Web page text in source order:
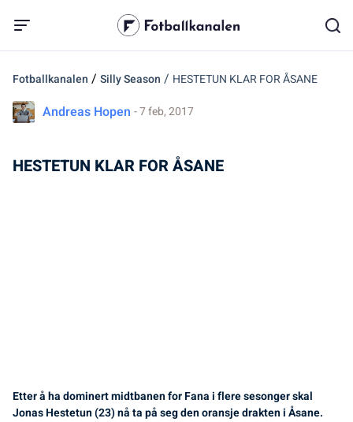
Fotballkanalen / Silly Season / HESTETUN KLAR FOR ÅSANE
Andreas Hopen - 7 feb, 2017
HESTETUN KLAR FOR ÅSANE
Etter å ha dominert midtbanen for Fana i flere sesonger skal
Jonas Hestetun (23) nå ta på seg den oransje drakten i Åsane.